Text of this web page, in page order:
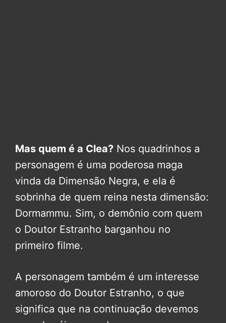
Mas quem é a Clea? Nos quadrinhos a
personagem é uma poderosa maga
vinda da Dimensão Negra, e ela é
sobrinha de quem reina nesta dimensão:
Dormammu. Sim, o demônio com quem
o Doutor Estranho barganhou no
primeiro filme.
A personagem também é um interesse
amoroso do Doutor Estranho, o que
significa que na continuação devemos